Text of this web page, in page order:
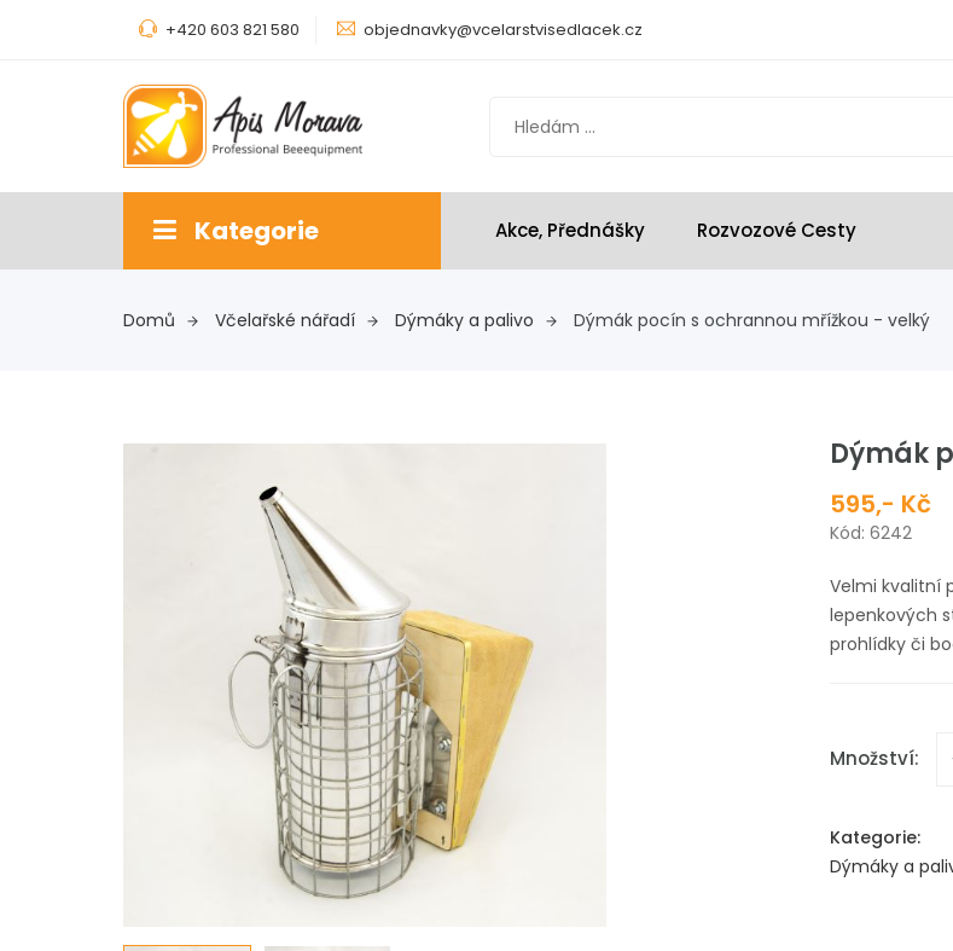
+420 603 821 580 objednavky@vcelarstvisedlacek.cz
Kategorie Akce, Přednášky Rozvozové Cesty
Domů Včelařské nářadí Dýmáky a palivo Dýmák pocín s ochrannou mřížkou - velký
Dýmák
595,- Kč
Kód: 6242
Velmi kvalitní
lepenkových
prohlídky či
Množství:
Kategorie:
Dýmáky a